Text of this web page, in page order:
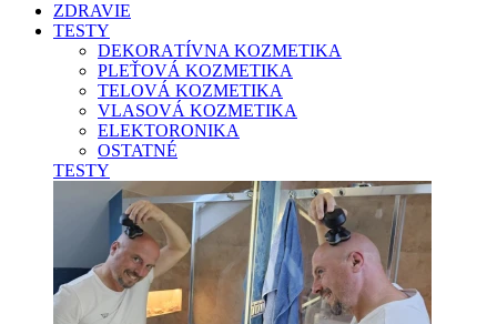
ZDRAVIE
TESTY
DEKORATÍVNA KOZMETIKA
PLEŤOVÁ KOZMETIKA
TELOVÁ KOZMETIKA
VLASOVÁ KOZMETIKA
ELEKTORONIKA
OSTATNÉ
TESTY